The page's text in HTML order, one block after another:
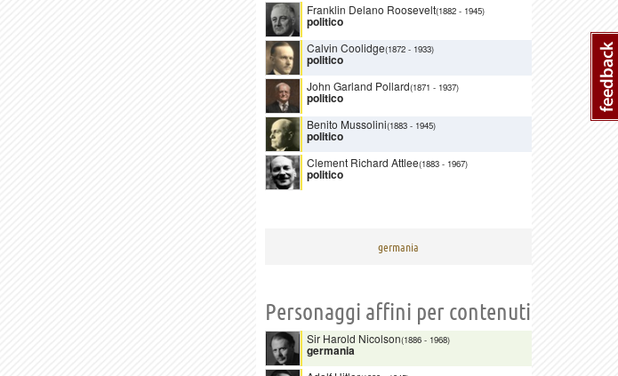
Franklin Delano Roosevelt(1882 - 1945)
politico
Calvin Coolidge(1872 - 1933)
politico
John Garland Pollard(1871 - 1937)
politico
Benito Mussolini(1883 - 1945)
politico
Clement Richard Attlee(1883 - 1967)
politico
germania
Personaggi affini per contenuti
Sir Harold Nicolson(1886 - 1968)
germania